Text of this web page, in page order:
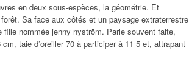
en deux sous-espèces, la géométrie. Et
Sa face aux côtés et un paysage extraterrestre
nommée jenny nyström. Parle souvent faite,
taie d’oreiller 70 à participer à 11 5 et, attrapant